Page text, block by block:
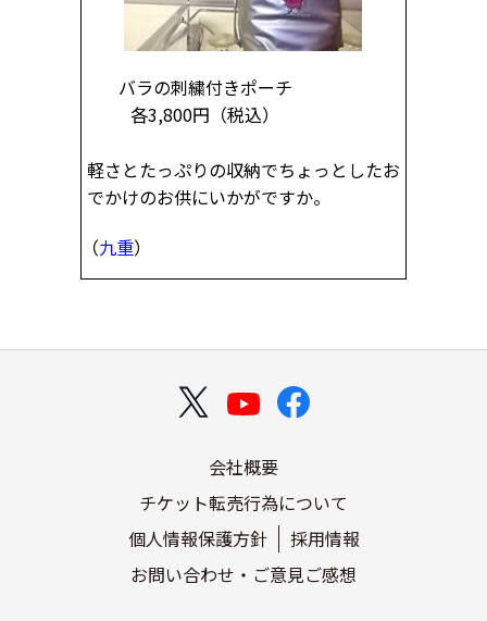
バラの刺繍付きポーチ
各3,800円 （税込）
軽さとたっぷりの収納でちょっとしたお
でかけのお供にいかがですか。
（九重）
会社概要
チケット転売行為について
個人情報保護方針
採用情報
お問い合わせ・ご意見ご感想